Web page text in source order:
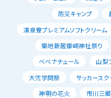
防災キャンプ
清泉寮プレミアムソフトクリーム
築地新居御崎神社祭り
べべナチュール
山梨
大弐学問祭
サッカースク
神明の花火
市川三